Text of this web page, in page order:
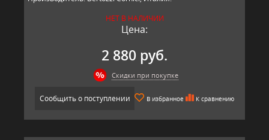
НЕТ В НАЛИЧИИ
Цена:
2 880 руб.
Скидки при покупке
Сообщить о поступлении В избранное К сравнению